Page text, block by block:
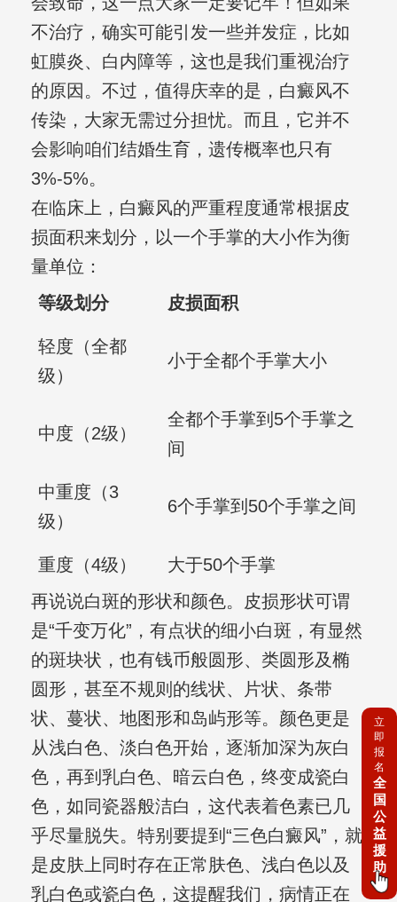
不治疗，确实可能引发一些并发症，比如
虹膜炎、白内障等，这也是我们重视治疗
的原因。不过，值得庆幸的是，白癜风不
传染，大家无需过分担忧。而且，它并不
会影响咱们结婚生育，遗传概率也只有
3%-5%。
在临床上，白癜风的严重程度通常根据皮
损面积来划分，以一个手掌的大小作为衡
量单位：
等级划分
皮损面积
轻度（全都
级）
小于全都个手掌大小
中度（2级）
全都个手掌到5个手掌之
间
中重度（3
级）
6个手掌到50个手掌之间
重度（4级）
大于50个手掌
再说说白斑的形状和颜色。皮损形状可谓
是“千变万化”，有点状的细小白斑，有显然
的斑块状，也有钱币般圆形、类圆形及椭
圆形，甚至不规则的线状、片状、条带
状、蔓状、地图形和岛屿形等。颜色更是
从浅白色、淡白色开始，逐渐加深为灰白
色，再到乳白色、暗云白色，终变成瓷白
色，如同瓷器般洁白，这代表着色素已几
乎尽量脱失。特别要提到“三色白癜风”，就
是皮肤上同时存在正常肤色、浅白色以及
乳白色或瓷白色，这提醒我们，病情正在
立
即
报
名
全
国
公
益
援
助